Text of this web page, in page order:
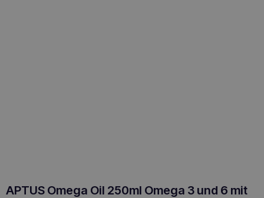
APTUS Omega Oil 250ml Omega 3 und 6 mit